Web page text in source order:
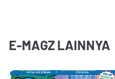
E-MAGZ LAINNYA